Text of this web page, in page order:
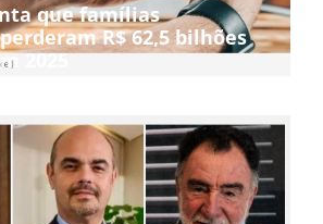
que famílias
R$ 62,5 bilhões
2025